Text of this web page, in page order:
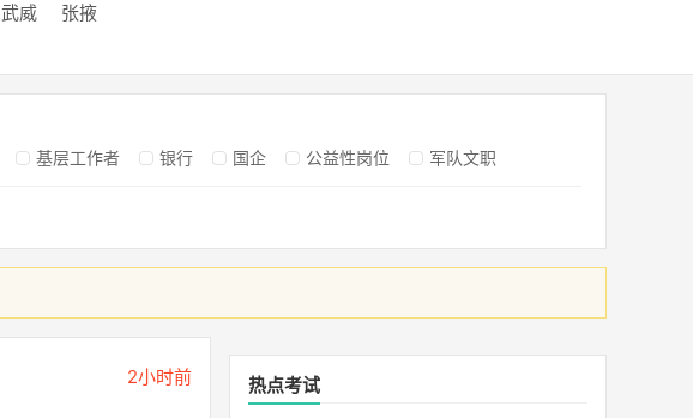
武威 张掖
基层工作者 银行 国企 公益性岗位 军队文职
2小时前 热点考试